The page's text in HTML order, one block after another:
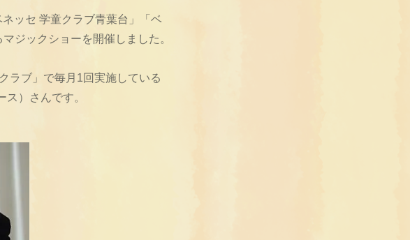
ッセ 学童クラブ青葉台」「ベ
ジックショーを開催しました。
ラブ」で毎月1回実施している
）さんです。